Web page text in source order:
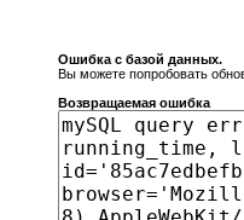
Ошибка с базой данных.
Вы можете попробовать
Возвращаемая ошибка